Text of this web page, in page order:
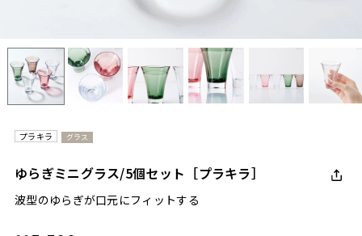
プラキラ グラス
ゆらぎミニグラス/5個セット［プラキラ］
波型のゆらぎが口元にフィットする